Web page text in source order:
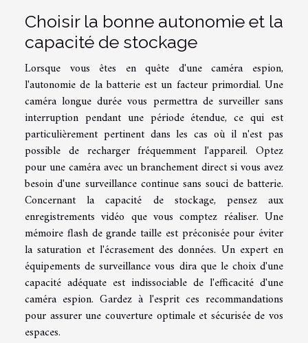
Choisir la bonne autonomie et la
capacité de stockage
Lorsque vous êtes en quête d'une caméra espion,
l'autonomie de la batterie est un facteur primordial. Une
caméra longue durée vous permettra de surveiller sans
interruption pendant une période étendue, ce qui est
particulièrement pertinent dans les cas où il n'est pas
possible de recharger fréquemment l'appareil. Optez
pour une caméra avec un branchement direct si vous avez
besoin d'une surveillance continue sans souci de batterie.
Concernant la capacité de stockage, pensez aux
enregistrements vidéo que vous comptez réaliser. Une
mémoire flash de grande taille est préconisée pour éviter
la saturation et l'écrasement des données. Un expert en
équipements de surveillance vous dira que le choix d'une
capacité adéquate est indissociable de l'efficacité d'une
caméra espion. Gardez à l'esprit ces recommandations
pour assurer une couverture optimale et sécurisée de vos
espaces.